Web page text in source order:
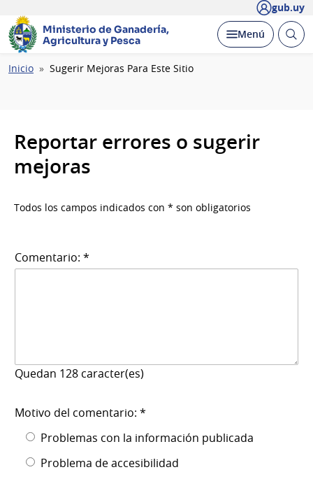
gub.uy
Ministerio de Ganadería,
Agricultura y Pesca
Desplegar
Menú Abrir
Ruta
Inicio Sugerir Mejoras Para Este Sitio
Reportar errores o sugerir
mejoras
Todos los campos indicados con * son obligatorios
Comentario: *
Quedan 128 caracter(es)
Motivo del comentario: *
Problemas con la información publicada
Problema de accesibilidad